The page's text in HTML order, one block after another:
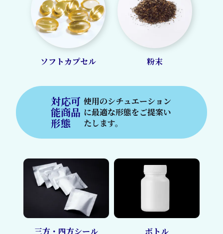
ソフトカプセル 粉末
対応可
能商品
形態
使用のシチュエーション
に最適な形態をご提案い
たします。
三方・四方シール ボトル